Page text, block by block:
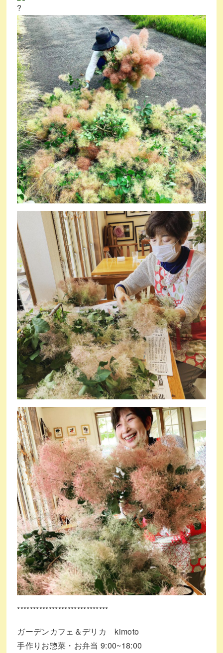
*****************************
ガーデンカフェ＆デリカ kimoto
手作りお惣菜・お弁当 9:00~18:00